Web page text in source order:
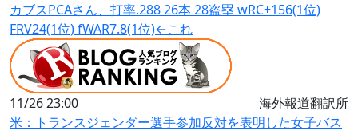
カブスPCAさん、打率.288 26本 28盗塁 wRC+156(1位)
FRV24(1位) fWAR7.8(1位)←これ
11/26 23:00
海外報道翻訳所
米：トランスジェンダー選手参加反対を表明した女子バス